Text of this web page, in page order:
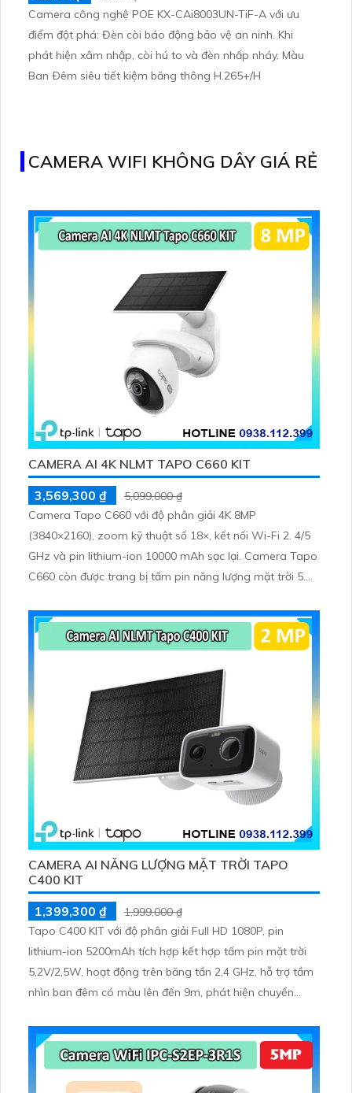
Camera công nghệ POE KX-CAi8003UN-TiF-A với ưu
điểm đột phá: Đèn còi báo động bảo vệ an ninh. Khi
phát hiện xâm nhập, còi hú to và đèn nhấp nháy. Màu
Ban Ðêm siêu tiết kiệm băng thông H.265+/H
CAMERA WIFI KHÔNG DÂY GIÁ RẺ
CAMERA AI 4K NLMT TAPO C660 KIT
3,569,300 ₫
5,099,000 ₫
Camera Tapo C660 với độ phân giải 4K 8MP
(3840×2160), zoom kỹ thuật số 18×, kết nối Wi-Fi 2. 4/5
GHz và pin lithium-ion 10000 mAh sạc lại. Camera Tapo
C660 còn được trang bị tấm pin năng lượng mặt trời 5.
tiện, lưu trữ thẻ microSD tối đa 512 GB
CAMERA AI NĂNG LƯỢNG MẶT TRỜI TAPO
C400 KIT
1,399,300 ₫
1,999,000 ₫
Tapo C400 KIT với độ phân giải Full HD 1080P, pin
lithium-ion 5200mAh tích hợp kết hợp tấm pin mặt trời
5,2V/2,5W, hoạt động trên băng tần 2,4 GHz, hỗ trợ tầm
nhìn ban đêm có màu lên đến 9m, phát hiện chuyển
thẻ microSD lên đến 512GB